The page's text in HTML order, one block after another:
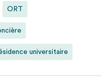
ORT
universitaire